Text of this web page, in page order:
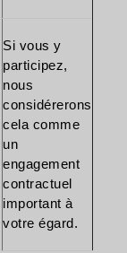
Si vous y
participez,
nous
considérerons
cela comme
un
engagement
contractuel
important à
votre égard.